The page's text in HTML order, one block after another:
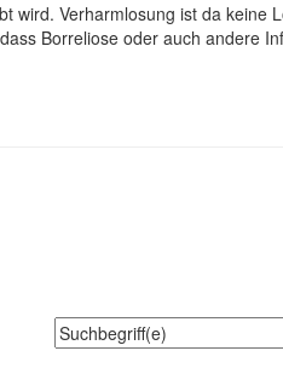
Verharmlosung ist da keine
Borreliose oder auch andere